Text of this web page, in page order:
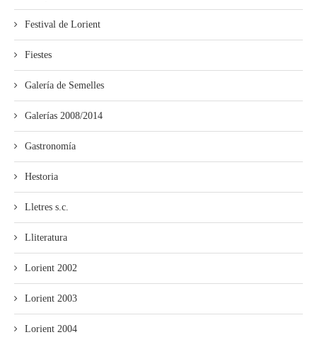
Festival de Lorient
Fiestes
Galería de Semelles
Galerías 2008/2014
Gastronomía
Hestoria
Lletres s.c.
Lliteratura
Lorient 2002
Lorient 2003
Lorient 2004